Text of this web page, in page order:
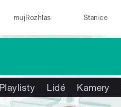
mujRozhlas Stanice
Playlisty Lidé Kamery